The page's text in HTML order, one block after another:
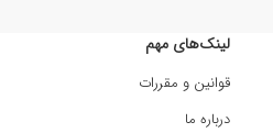
لینک‌های مهم
قوانین و مقررات
درباره ما